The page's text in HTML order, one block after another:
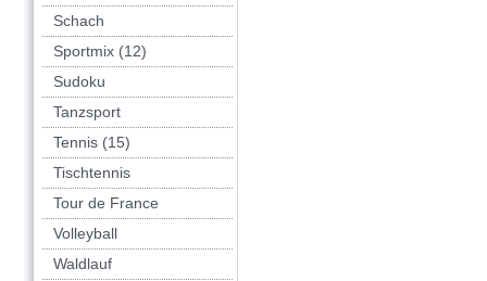
Schach
Sportmix (12)
Sudoku
Tanzsport
Tennis (15)
Tischtennis
Tour de France
Volleyball
Waldlauf